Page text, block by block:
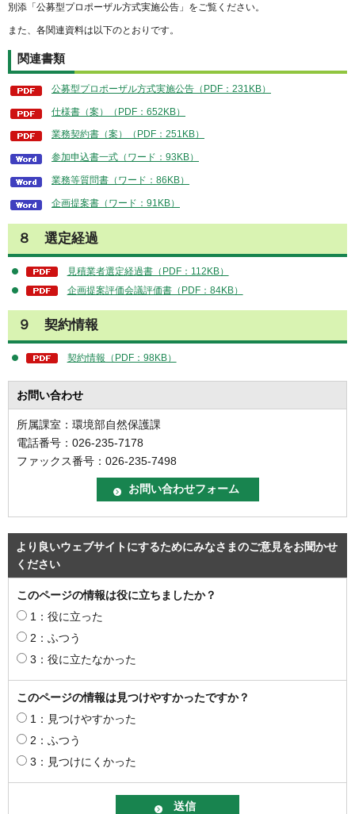
別添「公募型プロポーザル方式実施公告」をご覧ください。
また、各関連資料は以下のとおりです。
関連書類
公募型プロポーザル方式実施公告（PDF：231KB）
仕様書（案）（PDF：652KB）
業務契約書（案）（PDF：251KB）
参加申込書一式（ワード：93KB）
業務等質問書（ワード：86KB）
企画提案書（ワード：91KB）
８ 選定経過
見積業者選定経過書（PDF：112KB）
企画提案評価会議評価書（PDF：84KB）
９ 契約情報
契約情報（PDF：98KB）
お問い合わせ
所属課室：環境部自然保護課
電話番号：026-235-7178
ファックス番号：026-235-7498
より良いウェブサイトにするためにみなさまのご意見をお聞かせ
ください
このページの情報は役に立ちましたか？
1：役に立った
2：ふつう
3：役に立たなかった
このページの情報は見つけやすかったですか？
1：見つけやすかった
2：ふつう
3：見つけにくかった